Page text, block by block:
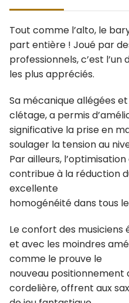
Tout comme l’alto, le
part entière ! Joué par
professionnels, c’est
les plus appréciés.
Sa mécanique allégées
clétage, a permis
significative la prise en
soulager la tension au
Par ailleurs,
contribue à la réduction
excellente
homogénéité dans tous
Le confort des
et avec les moindres
comme le prouve le
nouveau positionnement
cordelière, offrent aux